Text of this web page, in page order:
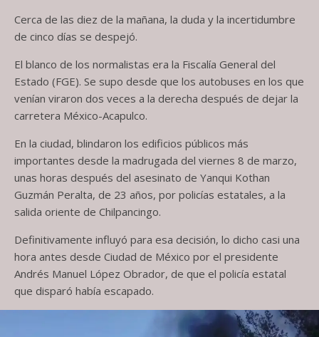
Cerca de las diez de la mañana, la duda y la incertidumbre
de cinco días se despejó.
El blanco de los normalistas era la Fiscalía General del
Estado (FGE). Se supo desde que los autobuses en los que
venían viraron dos veces a la derecha después de dejar la
carretera México-Acapulco.
En la ciudad, blindaron los edificios públicos más
importantes desde la madrugada del viernes 8 de marzo,
unas horas después del asesinato de Yanqui Kothan
Guzmán Peralta, de 23 años, por policías estatales, a la
salida oriente de Chilpancingo.
Definitivamente influyó para esa decisión, lo dicho casi una
hora antes desde Ciudad de México por el presidente
Andrés Manuel López Obrador, de que el policía estatal
que disparó había escapado.